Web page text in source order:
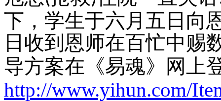
下，学生于六月五日向
日收到恩师在百忙中赐
导方案在《易魂》网上
http://www.yihun.com/